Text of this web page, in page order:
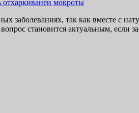
так как вместе с
становится актуальным, если